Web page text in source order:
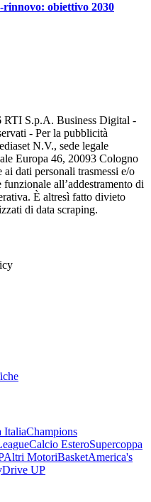
obiettivo 2030
RTI S.p.A. Business Digital -
- Per la pubblicità
N.V., sede legale
Europa 46, 20093 Cologno
dati personali trasmessi e/o
all’addestramento di
È altresì fatto divieto
di data scraping.
ItaliaChampions
Calcio EsteroSupercoppa
Altri MotoriBasketAmerica's
Drive UP